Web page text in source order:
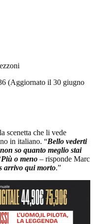
(Aggiornato il 30 giugno
scenetta che li vede
in italiano. “Bello vederti
non so quanto meglio stai
Più o meno – risponde Marc
arrivo qui morto.”